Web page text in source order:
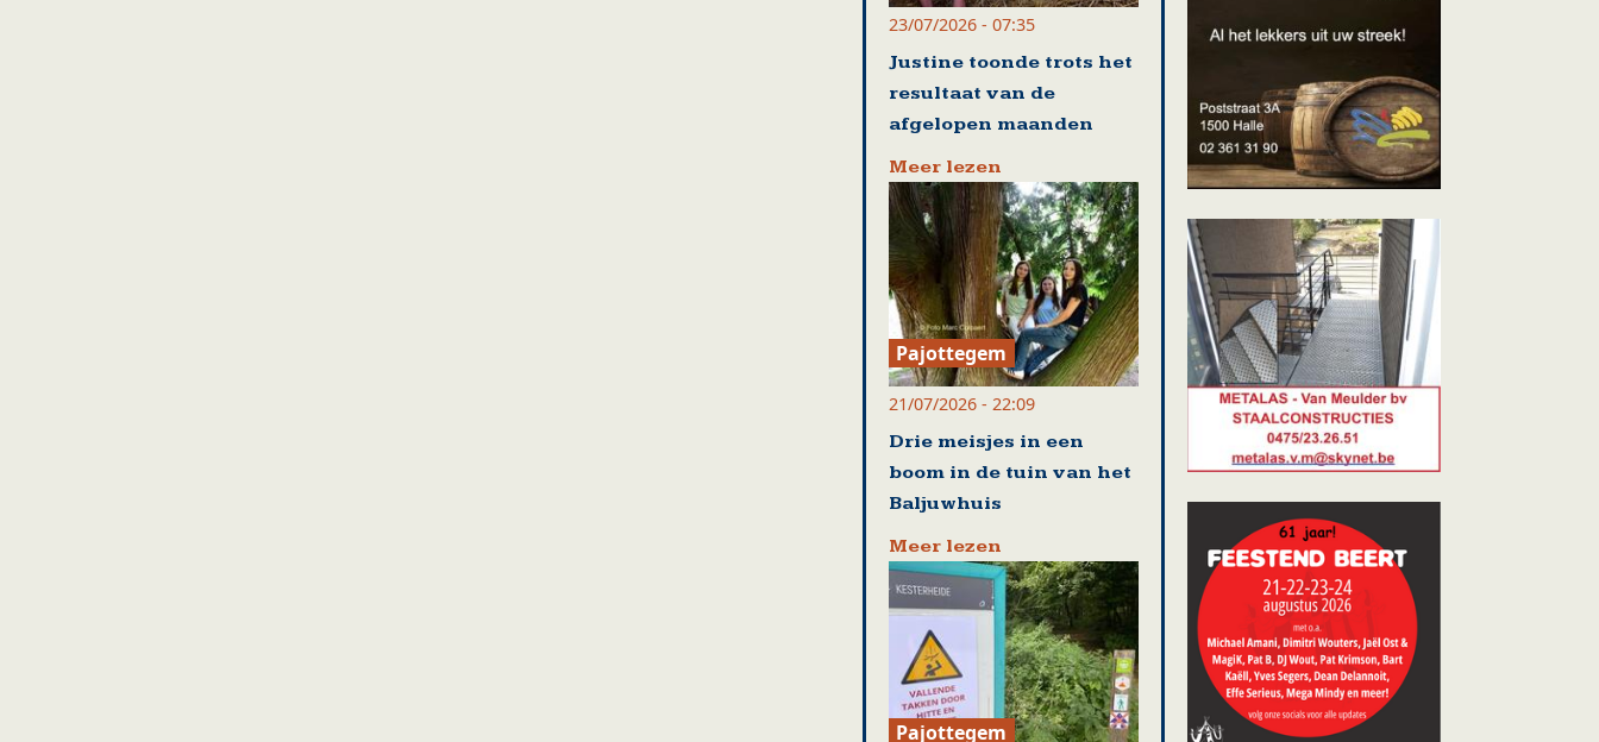
23/07/2026 - 07:35
Justine toonde trots het
resultaat van de
afgelopen maanden
Meer lezen
Pajottegem
21/07/2026 - 22:09
Drie meisjes in een
boom in de tuin van het
Baljuwhuis
Meer lezen
Pajottegem